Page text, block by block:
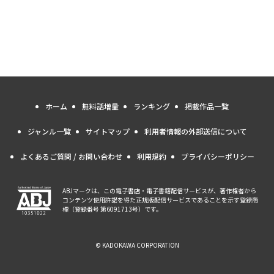
ホーム 無料話増量 ランキング 掲載作品一覧
ジャンル一覧 サイトマップ 利用者情報の外部送信について
よくあるご質問 / お問い合わせ 利用規約 プライバシーポリシー
ABJマークは、この電子書店・電子書籍配信サービスが、著作権者から
コンテンツ使用許諾を得た正規版配信サービスであることを示す登録商
標（登録番号 第6091713号）です。
© KADOKAWA CORPORATION